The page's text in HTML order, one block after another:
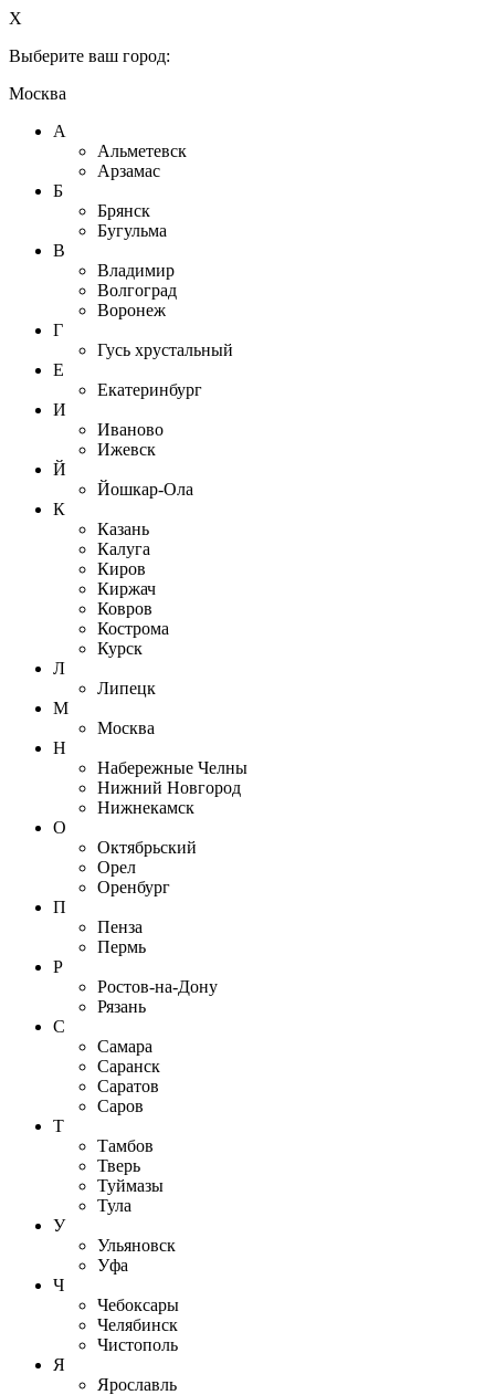
X
Выберите ваш город:
Москва
А
Альметевск
Арзамас
Б
Брянск
Бугульма
В
Владимир
Волгоград
Воронеж
Г
Гусь хрустальный
Е
Екатеринбург
И
Иваново
Ижевск
Й
Йошкар-Ола
К
Казань
Калуга
Киров
Киржач
Ковров
Кострома
Курск
Л
Липецк
М
Москва
Н
Набережные Челны
Нижний Новгород
Нижнекамск
О
Октябрьский
Орел
Оренбург
П
Пенза
Пермь
Р
Ростов-на-Дону
Рязань
С
Самара
Саранск
Саратов
Саров
Т
Тамбов
Тверь
Туймазы
Тула
У
Ульяновск
Уфа
Ч
Чебоксары
Челябинск
Чистополь
Я
Ярославль